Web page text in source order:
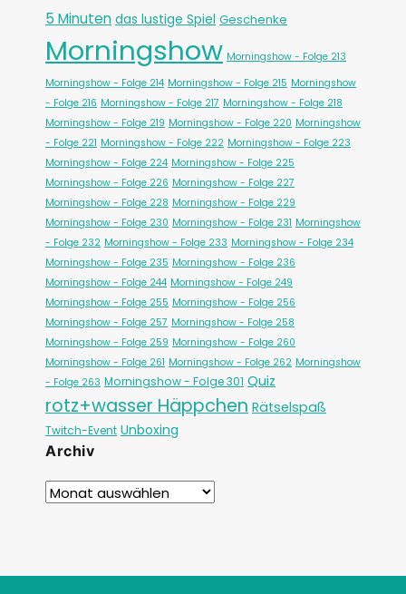
5 Minuten das lustige Spiel Geschenke
Morningshow Morningshow - Folge 213
Morningshow - Folge 214 Morningshow - Folge 215 Morningshow
- Folge 216 Morningshow - Folge 217 Morningshow - Folge 218
Morningshow - Folge 219 Morningshow - Folge 220 Morningshow
- Folge 221 Morningshow - Folge 222 Morningshow - Folge 223
Morningshow - Folge 224 Morningshow - Folge 225
Morningshow - Folge 226 Morningshow - Folge 227
Morningshow - Folge 228 Morningshow - Folge 229
Morningshow - Folge 230 Morningshow - Folge 231 Morningshow
- Folge 232 Morningshow - Folge 233 Morningshow - Folge 234
Morningshow - Folge 235 Morningshow - Folge 236
Morningshow - Folge 244 Morningshow - Folge 249
Morningshow - Folge 255 Morningshow - Folge 256
Morningshow - Folge 257 Morningshow - Folge 258
Morningshow - Folge 259 Morningshow - Folge 260
Morningshow - Folge 261 Morningshow - Folge 262 Morningshow
- Folge 263 Morningshow - Folge 301 Quiz
rotz+wasser Häppchen Rätselspaß
Twitch-Event Unboxing
Archiv